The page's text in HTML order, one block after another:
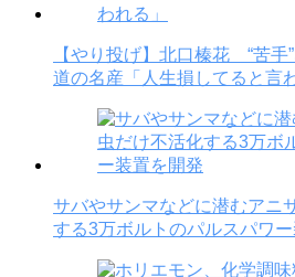
【やり投げ】北口榛花 “苦手
道の名産「人生損してると言
サバやサンマなどに潜むアニ
する3万ボルトのパルスパワ